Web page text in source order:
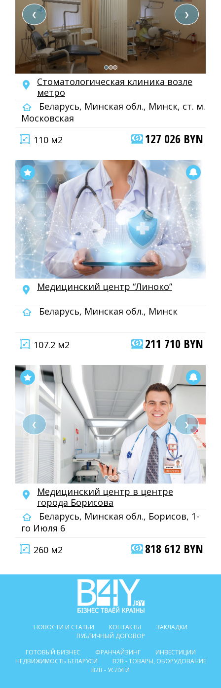
❮ ❯
Стоматологическая клиника возле
метро
Беларусь, Минская обл., Минск, ст. м.
Московская
110 м2
127 026 BYN
Медицинский центр “Линоко”
Беларусь, Минская обл., Минск
107.2 м2 211 710 BYN
❮ ❯
Медицинский центр в центре
города Борисова
Беларусь, Минская обл., Борисов, 1-
го Июля 6
260 м2
818 612 BYN
НОВОСТИ И СТАТЬИ КОНТАКТЫ
ЗАКЛАДКИ
ПУБЛИЧНЫЙ ДОГОВОР
ГОТОВЫЙ БИЗНЕС
ФРАНЧАЙЗИНГ
ИНВЕСТИЦИИ
НЕДВИЖИМОСТЬ БЕЛАРУСИ
B2B - ТОВАРЫ, ОБОРУДОВАНИЕ
B2B - УСЛУГИ